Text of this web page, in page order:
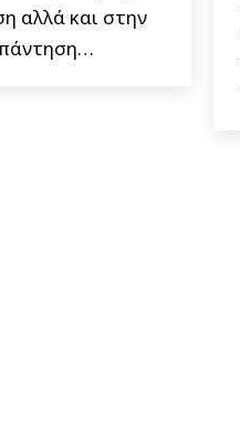
αλλά και στην